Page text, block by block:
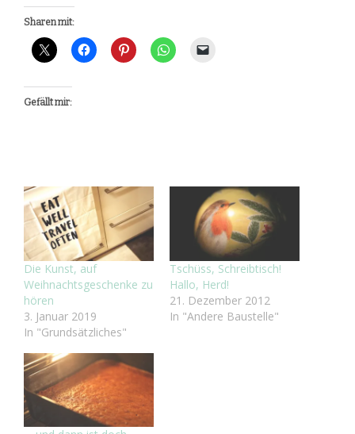
Sharen mit:
Gefällt mir:
Die Kunst, auf
Weihnachtsgeschenke zu
hören
3. Januar 2019
In "Grundsätzliches"
Tschüss, Schreibtisch!
Hallo, Herd!
21. Dezember 2012
In "Andere Baustelle"